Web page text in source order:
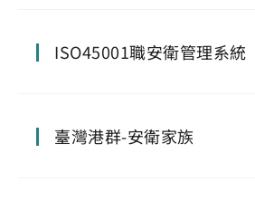
ISO45001職安衛管理系統
臺灣港群-安衛家族